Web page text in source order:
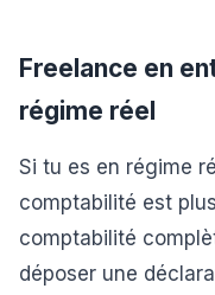
Freelance en
régime réel
Si tu es en régime
comptabilité est
comptabilité
déposer une